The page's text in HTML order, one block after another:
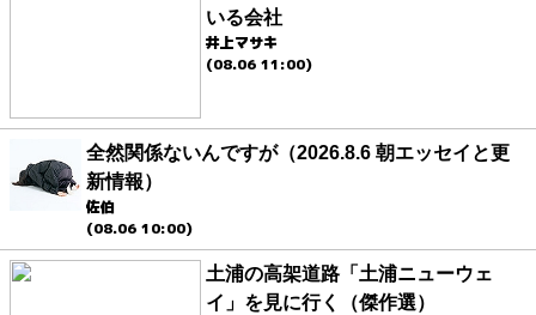
いる会社
井上マサキ
(08.06 11:00)
全然関係ないんですが（2026.8.6 朝エッセイと更
新情報）
佐伯
(08.06 10:00)
土浦の高架道路「土浦ニューウェ
イ」を見に行く（傑作選）